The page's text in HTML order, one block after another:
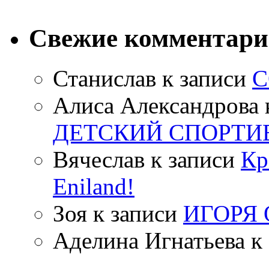
Свежие
Станислав к записи
Алиса Александрова
ДЕТСКИЙ
Вячеслав к записи
Eniland!
Зоя к записи ИГОРЯ
Аделина Игнатьева к